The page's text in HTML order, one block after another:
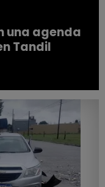
una agenda
Tandil